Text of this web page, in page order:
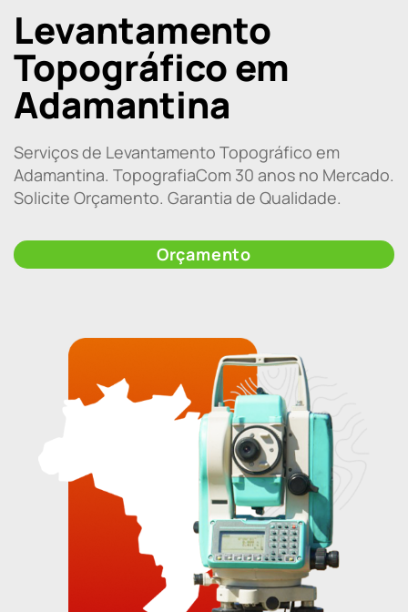
Levantamento
Topográfico em
Adamantina
Serviços de Levantamento Topográfico em
Adamantina. TopografiaCom 30 anos no Mercado.
Solicite Orçamento. Garantia de Qualidade.
Orçamento